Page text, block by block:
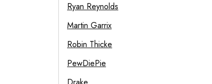
Ryan Reynolds
Martin Garrix
Robin Thicke
PewDiePie